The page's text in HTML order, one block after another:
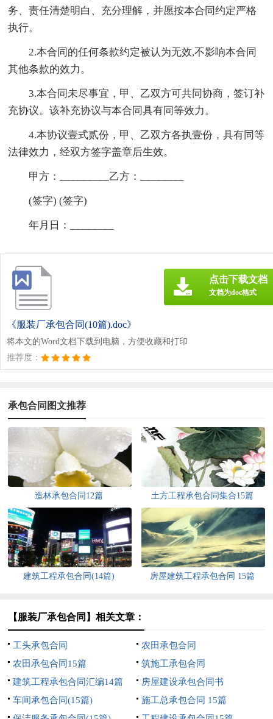
务、责任清楚明白、充分理解，并愿按本合同约定严格
执行。
2.本合同的任何条款约定被认为无效,不影响本合同
其他条款的效力。
3.本合同未尽事宜，甲、乙双方可共同协商，签订补
充协议。该补充协议与本合同具有同等效力。
4.本协议壹式贰份，甲、乙双方各执壹份，具有同等
法律效力，经双方签字盖章后生效。
甲方：_________乙方：________
(签字) (签字)
年月日：________
《服装厂承包合同(10篇).doc》
将本文的Word文档下载到电脑，方便收藏和打印
推荐度：
点击下载文档
文档为doc格式
承包合同图文推荐
造林承包合同12篇 土方工程承包合同集合15篇
建筑工程承包合同(14篇) 房屋建筑工程承包合同 15篇
【服装厂承包合同】相关文章：
工头承包合同
农田承包合同
农田承包合同15篇
筑施工承包合同
建筑工程承包合同汇编14篇
房屋建设承包合同书
车间承包合同(15篇)
施工总承包合同 15篇